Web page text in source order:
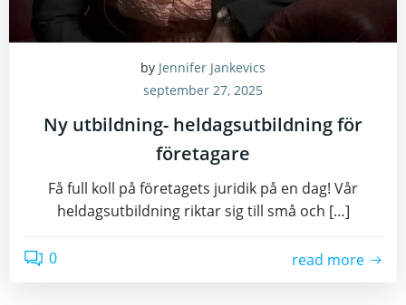
by Jennifer Jankevics
september 27, 2025
Ny utbildning- heldagsutbildning för
företagare
Få full koll på företagets juridik på en dag! Vår
heldagsutbildning riktar sig till små och […]
0 read more